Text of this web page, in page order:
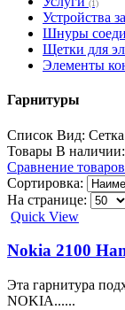
(1)
Устройства
Шнуры
Щетки для
Элементы
Гарнитуры
Список Вид: Сетка
Товары В наличии:
Сравнение
Сортировка:
На странице:
Quick View
Nokia 2100
Эта гарнитура
NOKIA......